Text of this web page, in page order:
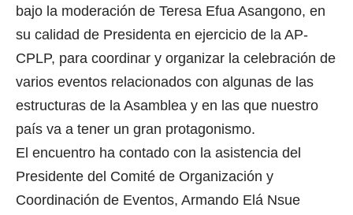
bajo la moderación de Teresa Efua Asangono, en
su calidad de Presidenta en ejercicio de la AP-
CPLP, para coordinar y organizar la celebración de
varios eventos relacionados con algunas de las
estructuras de la Asamblea y en las que nuestro
país va a tener un gran protagonismo.
El encuentro ha contado con la asistencia del
Presidente del Comité de Organización y
Coordinación de Eventos, Armando Elá Nsue